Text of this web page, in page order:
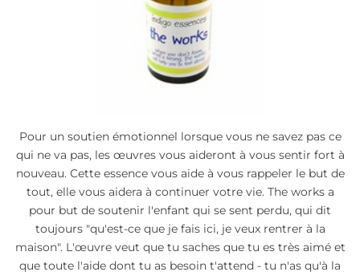
Pour un soutien émotionnel lorsque vous ne savez pas ce
qui ne va pas, les œuvres vous aideront à vous sentir fort à
nouveau. Cette essence vous aide à vous rappeler le but de
tout, elle vous aidera à continuer votre vie. The works a
pour but de soutenir l'enfant qui se sent perdu, qui dit
toujours "qu'est-ce que je fais ici, je veux rentrer à la
maison". L'œuvre veut que tu saches que tu es très aimé et
que toute l'aide dont tu as besoin t'attend - tu n'as qu'à la